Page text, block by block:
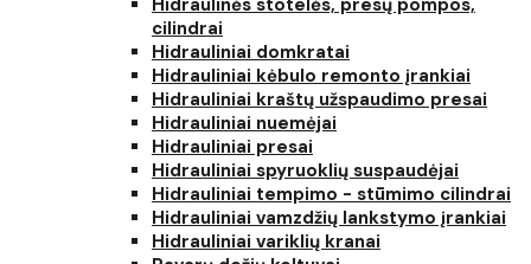
Hidraulinės stotelės, presų pompos,
cilindrai
Hidrauliniai domkratai
Hidrauliniai kėbulo remonto įrankiai
Hidrauliniai kraštų užspaudimo presai
Hidrauliniai nuemėjai
Hidrauliniai presai
Hidrauliniai spyruoklių suspaudėjai
Hidrauliniai tempimo - stūmimo cilindrai
Hidrauliniai vamzdžių lankstymo įrankiai
Hidrauliniai variklių kranai